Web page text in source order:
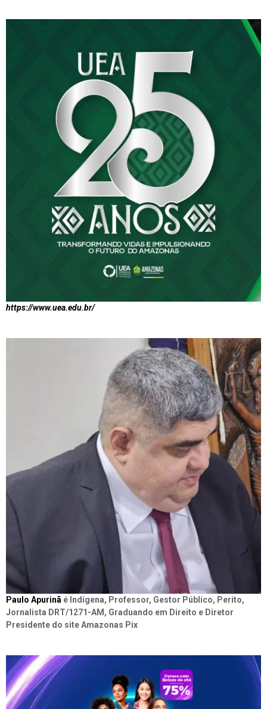
https://www.uea.edu.br/
Paulo Apurinã é Indígena, Professor, Gestor Público, Perito,
Jornalista DRT/1271-AM, Graduando em Direito e Diretor
Presidente do site Amazonas Pix